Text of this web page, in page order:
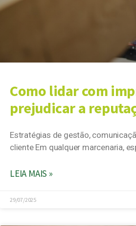
Como lidar com
prejudicar a
Estratégias de gestão,
cliente Em qualquer marcenaria,
LEIA MAIS »
29/07/2025